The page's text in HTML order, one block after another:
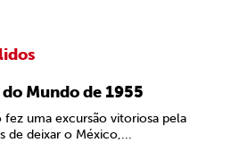
Mundo de 1955
fez uma excursão vitoriosa pela
de deixar o México,...